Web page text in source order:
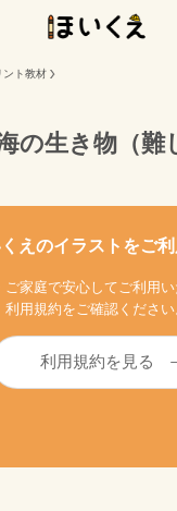
ント教材
の生き物（難
えのイラストをご利
家庭で安心してご利用い
利用規約をご確認ください
利用規約を見る